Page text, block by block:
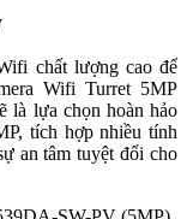
chất lượng cao để
Wifi Turret 5MP
lựa chọn hoàn hảo
tích hợp nhiều tính
an tâm tuyệt đối cho